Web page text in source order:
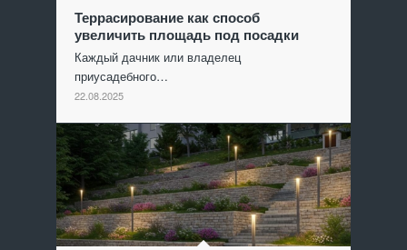
Террасирование как способ
увеличить площадь под посадки
Каждый дачник или владелец
приусадебного…
22.08.2025